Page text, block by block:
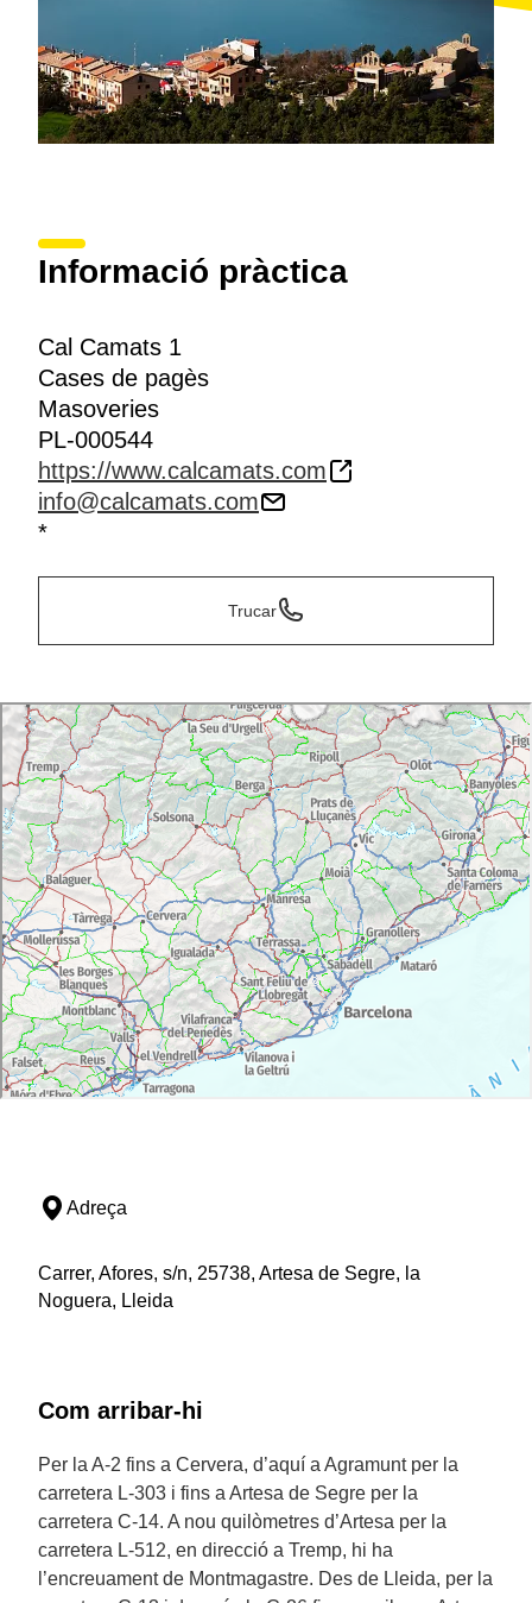
Informació pràctica
Cal Camats 1
Cases de pagès
Masoveries
PL-000544
https://www.calcamats.com
info@calcamats.com
*
Trucar
Adreça
Carrer, Afores, s/n, 25738, Artesa de Segre, la
Noguera, Lleida
Com arribar-hi
Per la A-2 fins a Cervera, d’aquí a Agramunt per la
carretera L-303 i fins a Artesa de Segre per la
carretera C-14. A nou quilòmetres d’Artesa per la
carretera L-512, en direcció a Tremp, hi ha
l’encreuament de Montmagastre. Des de Lleida, per la